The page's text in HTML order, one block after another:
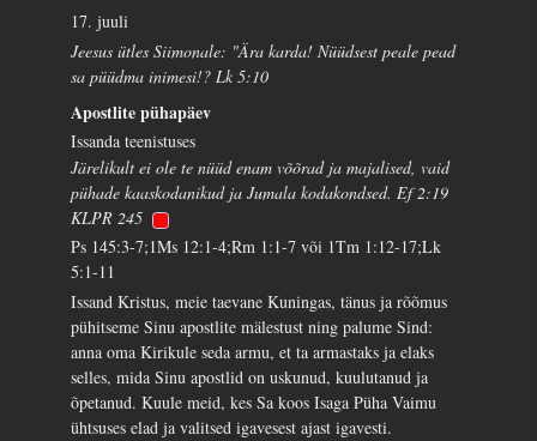
17. juuli
Jeesus ütles Siimonale: "Ära karda! Nüüdsest peale pead
sa püüdma inimesi!? Lk 5:10
Apostlite pühapäev
Issanda teenistuses
Järelikult ei ole te nüüd enam võõrad ja majalised, vaid
pühade kaaskodanikud ja Jumala kodakondsed. Ef 2:19
KLPR 245
Ps 145:3-7;1Ms 12:1-4;Rm 1:1-7 või 1Tm 1:12-17;Lk
5:1-11
Issand Kristus, meie taevane Kuningas, tänus ja rõõmus
pühitseme Sinu apostlite mälestust ning palume Sind:
anna oma Kirikule seda armu, et ta armastaks ja elaks
selles, mida Sinu apostlid on uskunud, kuulutanud ja
õpetanud. Kuule meid, kes Sa koos Isaga Püha Vaimu
ühtsuses elad ja valitsed igavesest ajast igavesti.